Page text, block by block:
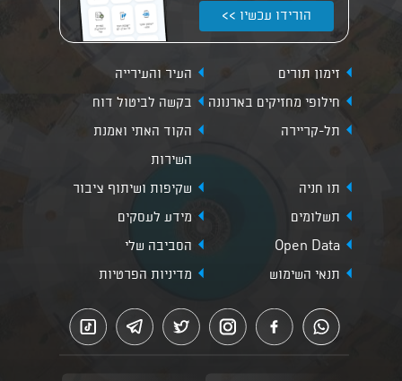
הורידו עכשיו >>
זימון תורים
העיר והעירייה
חילופי מחזיקים בארנונה
בקשה לביטול דוח
תל-קריירה
הקוד האתי ואמנת
השירות
תו חניה
שקיפות ושיתוף ציבור
תשלומים
מידע לעסקים
Open Data
הסביבה שלי
תנאי השימוש
מדיניות הפרטיות